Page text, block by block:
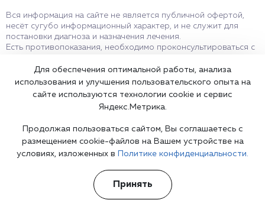
Вся информация на сайте не является публичной офертой,
несёт сугубо информационный характер, и не служит для
постановки диагноза и назначения лечения.
Есть противопоказания, необходимо проконсультироваться с
мессенджерам и в соцсетях носят исключительно
информационный характер и не являются медицинскими
услугами.
Оставаясь на сайте вы соглашаетесь на использование cookies.
Карта сайта
©2002-2026 Клиника доктора Шурова
Для обеспечения оптимальной работы, анализа
использования и улучшения пользовательского опыта на
сайте используются технологии cookie и сервис
Яндекс.Метрика.
Продолжая пользоваться сайтом, Вы соглашаетесь с
размещением cookie-файлов на Вашем устройстве на
условиях, изложенных в
Политике конфиденциальности.
Принять